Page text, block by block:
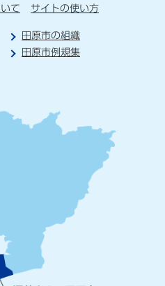
て サイトの使い方
田原市の組織
田原市例規集